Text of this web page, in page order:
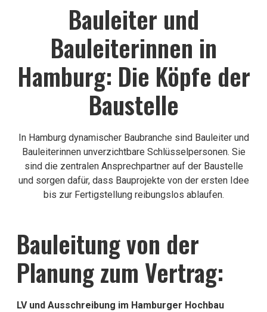
Bauleiter und
Bauleiterinnen in
Hamburg: Die Köpfe der
Baustelle
In Hamburg dynamischer Baubranche sind Bauleiter und
Bauleiterinnen unverzichtbare Schlüsselpersonen. Sie
sind die zentralen Ansprechpartner auf der Baustelle
und sorgen dafür, dass Bauprojekte von der ersten Idee
bis zur Fertigstellung reibungslos ablaufen.
Bauleitung von der
Planung zum Vertrag:
LV und Ausschreibung im Hamburger Hochbau